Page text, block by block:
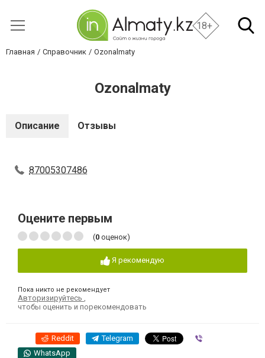
18+
Главная Справочник Ozonalmaty
Ozonalmaty
Описание Отзывы
87005307486
Оцените первым
(0 оценок)
Я рекомендую
Пока никто не рекомендует
Авторизируйтесь
чтобы оценить и порекомендовать
Reddit Telegram
WhatsApp